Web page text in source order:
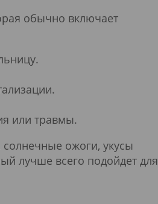
обычно включает
или травмы.
ожоги, укусы
лучше всего подойдет для